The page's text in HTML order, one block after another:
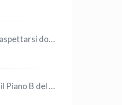
BITCOIN cosa aspettarsi dopo il “Crollo”? – CryptoMonday NEWS w16/’21
BITCOIN è ora il Piano B del Mondo